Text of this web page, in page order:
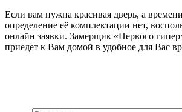
Если вам нужна красивая дверь, а
определение её комплектации нет,
онлайн заявки. Замерщик «Первого
приедет к Вам домой в удобное для Вас